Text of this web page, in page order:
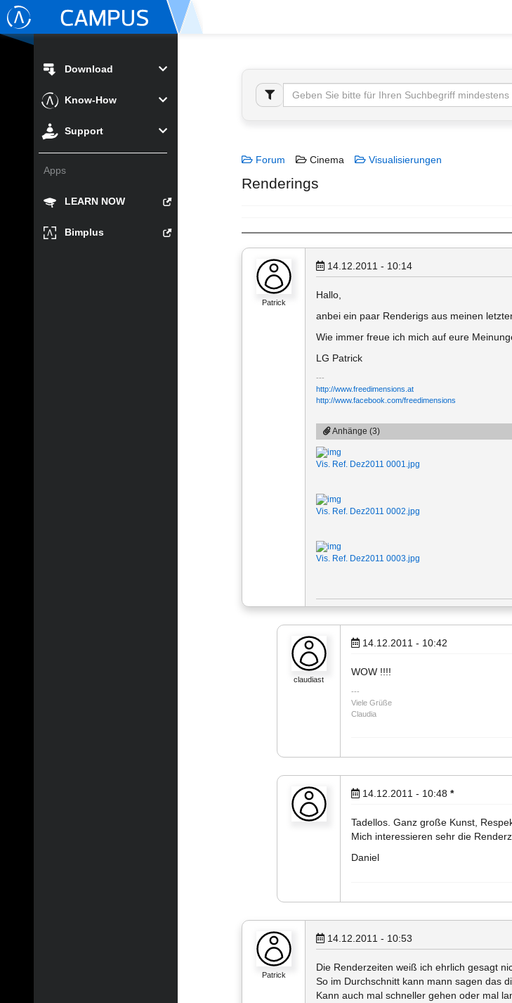
Download
Know-How
Support
Apps
LEARN NOW
Bimplus
Forum Cinema Visualisierungen
Renderings
Patrick
14.12.2011 - 10:14
Hallo,
anbei ein paar Renderigs aus meinen
Wie immer freue ich mich auf eure
LG Patrick
http://www.freedimensions.at
http://www.facebook.com/freedimensions
Anhänge (3)
Vis. Ref. Dez2011 0001.jpg
Vis. Ref. Dez2011 0002.jpg
Vis. Ref. Dez2011 0003.jpg
claudiast
14.12.2011 - 10:42
WOW !!!!
Viele Grüße
Claudia
14.12.2011 - 10:48 *
Tadellos. Ganz große Kunst,
Mich interessieren sehr die
Daniel
Patrick
14.12.2011 - 10:53
Die Renderzeiten weiß ich ehrlich gesagt
So im Durchschnitt kann mann sagen das
Kann auch mal schneller gehen oder mal